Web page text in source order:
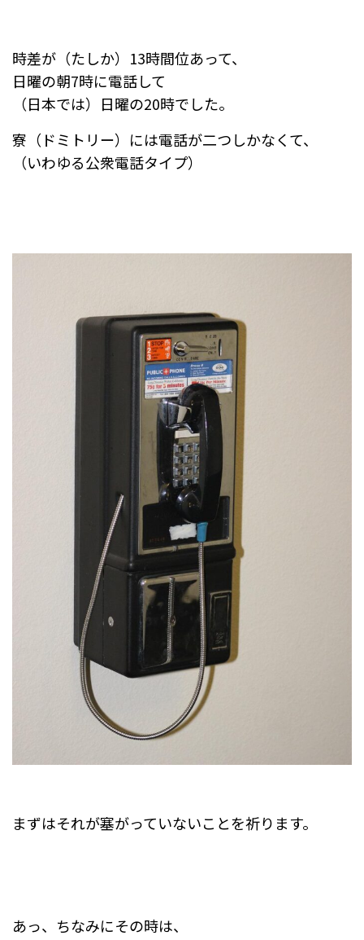
時差が（たしか）13時間位あって、
日曜の朝7時に電話して
（日本では）日曜の20時でした。
寮（ドミトリー）には電話が二つしかなくて、
（いわゆる公衆電話タイプ）
まずはそれが塞がっていないことを祈ります。
あっ、ちなみにその時は、